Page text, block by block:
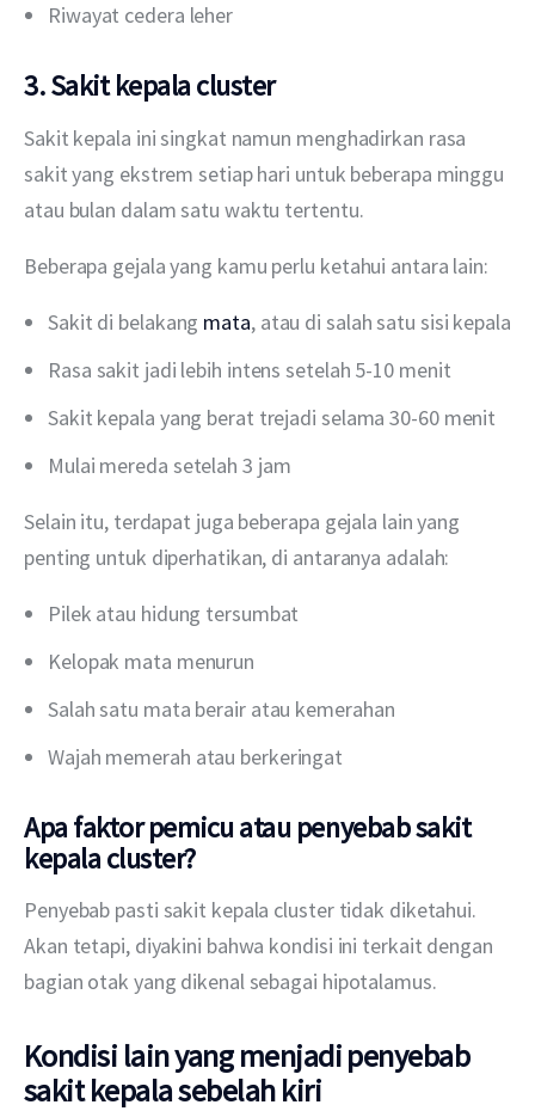
Riwayat cedera leher
3. Sakit kepala cluster
Sakit kepala ini singkat namun menghadirkan rasa
sakit yang ekstrem setiap hari untuk beberapa minggu
atau bulan dalam satu waktu tertentu.
Beberapa gejala yang kamu perlu ketahui antara lain:
Sakit di belakang mata, atau di salah satu sisi kepala
Rasa sakit jadi lebih intens setelah 5-10 menit
Sakit kepala yang berat trejadi selama 30-60 menit
Mulai mereda setelah 3 jam
Selain itu, terdapat juga beberapa gejala lain yang
penting untuk diperhatikan, di antaranya adalah:
Pilek atau hidung tersumbat
Kelopak mata menurun
Salah satu mata berair atau kemerahan
Wajah memerah atau berkeringat
Apa faktor pemicu atau penyebab sakit
kepala cluster?
Penyebab pasti sakit kepala cluster tidak diketahui.
Akan tetapi, diyakini bahwa kondisi ini terkait dengan
bagian otak yang dikenal sebagai hipotalamus.
Kondisi lain yang menjadi penyebab
sakit kepala sebelah kiri